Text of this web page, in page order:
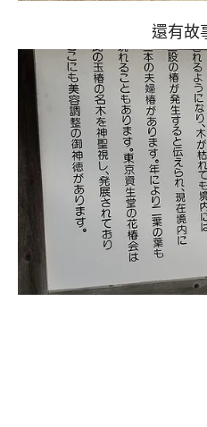
還有故